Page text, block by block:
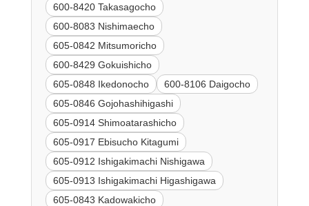
600-8420 Takasagocho
600-8083 Nishimaecho
605-0842 Mitsumoricho
600-8429 Gokuishicho
605-0848 Ikedonocho
600-8106 Daigocho
605-0846 Gojohashihigashi
605-0914 Shimoatarashicho
605-0917 Ebisucho Kitagumi
605-0912 Ishigakimachi Nishigawa
605-0913 Ishigakimachi Higashigawa
605-0843 Kadowakicho